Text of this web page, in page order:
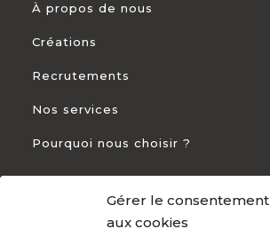
Gérer le consentement
aux cookies
À propos de nous
Créations
Recrutements
Nos services
Pourquoi nous choisir ?
CONTACT